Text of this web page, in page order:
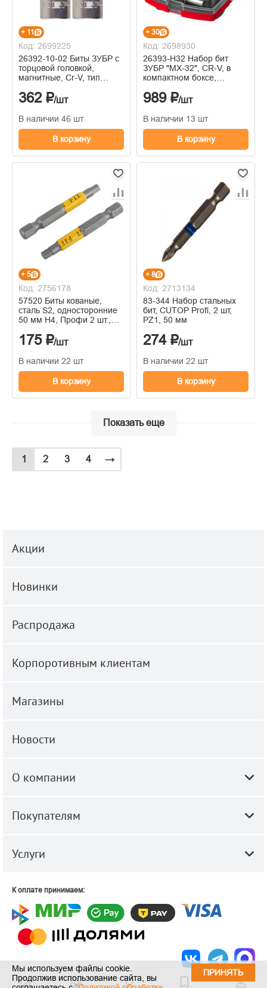
+ 11
Код: 2699225
26392-10-02 Биты ЗУБР с
торцовой головкой,
магнитные, Cr-V, тип
10х45мм, 2 шт
362 ₽/шт
В наличии 46 шт
В корзину
+ 30
Код: 2698930
26393-H32 Набор бит
ЗУБР "МХ-32", CR-V, в
компактном боксе,
фиксатором
989 ₽/шт
В наличии 13 шт
В корзину
+ 5
Код: 2756178
57520 Биты кованые,
сталь S2, односторонние
50 мм Н4, Профи 2 шт.,
175 ₽/шт
В наличии 22 шт
В корзину
+ 8
Код: 2713134
83-344 Набор стальных
бит, CUTOP Profi, 2 шт,
PZ1, 50 мм
274 ₽/шт
В наличии 22 шт
В корзину
Показать еще
1 2 3 4 →
Акции
Новинки
Распродажа
Корпоротивным клиентам
Магазины
Новости
О компании
Покупателям
Услуги
К оплате принимаем:
© 2010-2026 ООО "Строй-Центр".Строительные и отделочные
Мы используем файлы cookie.
Продолжив использование сайта, вы
ПРИНЯТЬ